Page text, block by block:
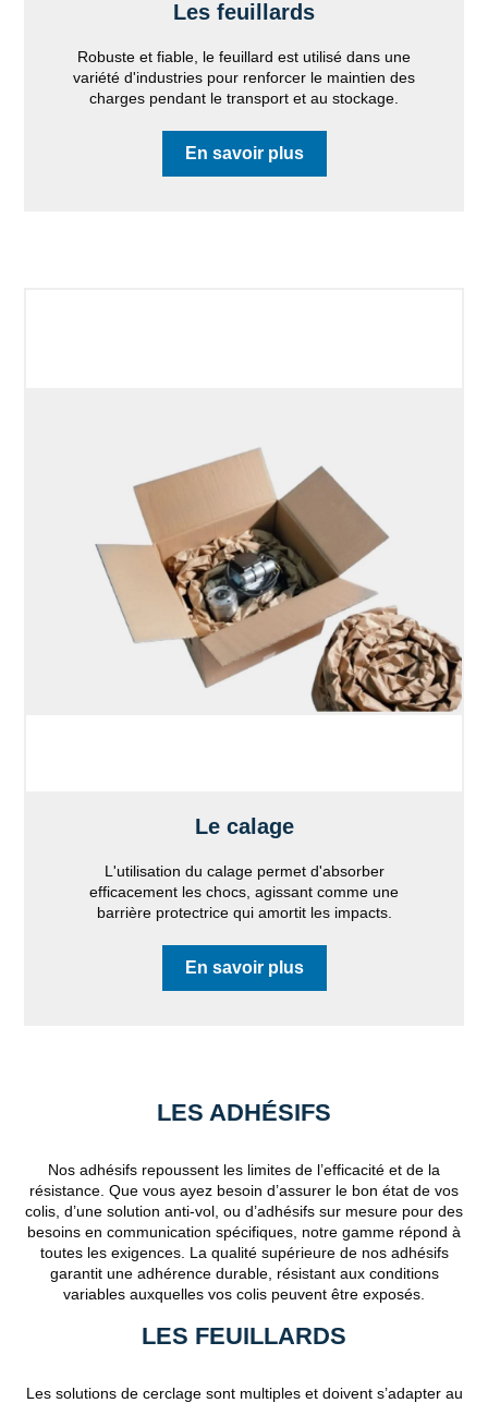
Les feuillards
Robuste et fiable, le feuillard est utilisé dans une
variété d'industries pour renforcer le maintien des
charges pendant le transport et au stockage.
En savoir plus
Le calage
L'utilisation du calage permet d'absorber
efficacement les chocs, agissant comme une
barrière protectrice qui amortit les impacts.
En savoir plus
LES ADHÉSIFS
Nos adhésifs repoussent les limites de l’efficacité et de la
résistance. Que vous ayez besoin d’assurer le bon état de vos
colis, d’une solution anti-vol, ou d’adhésifs sur mesure pour des
besoins en communication spécifiques, notre gamme répond à
toutes les exigences. La qualité supérieure de nos adhésifs
garantit une adhérence durable, résistant aux conditions
variables auxquelles vos colis peuvent être exposés.
LES FEUILLARDS
Les solutions de cerclage sont multiples et doivent s’adapter au